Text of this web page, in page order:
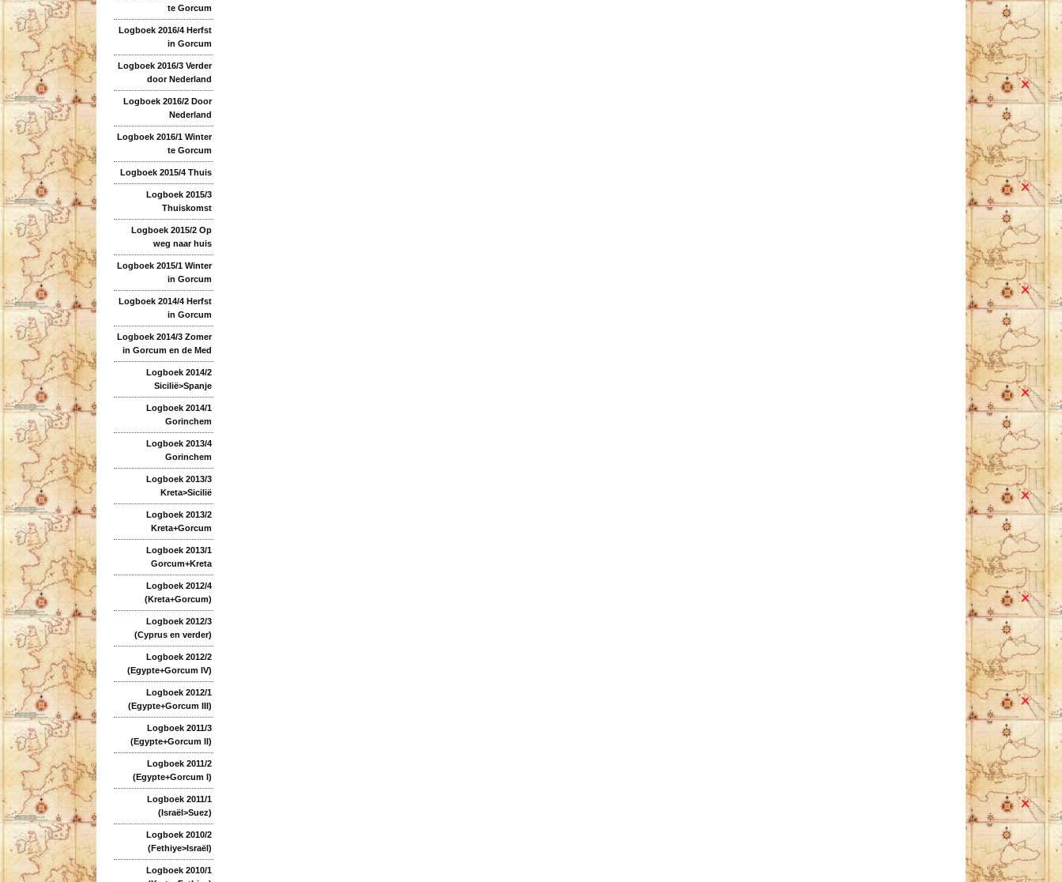
te Gorcum
Logboek 2016/4 Herfst
in Gorcum
Logboek 2016/3 Verder
door Nederland
Logboek 2016/2 Door
Nederland
Logboek 2016/1 Winter
te Gorcum
Logboek 2015/4 Thuis
Logboek 2015/3
Thuiskomst
Logboek 2015/2 Op
weg naar huis
Logboek 2015/1 Winter
in Gorcum
Logboek 2014/4 Herfst
in Gorcum
Logboek 2014/3 Zomer
in Gorcum en de Med
Logboek 2014/2
Sicilië>Spanje
Logboek 2014/1
Gorinchem
Logboek 2013/4
Gorinchem
Logboek 2013/3
Kreta>Sicilië
Logboek 2013/2
Kreta+Gorcum
Logboek 2013/1
Gorcum+Kreta
Logboek 2012/4
(Kreta+Gorcum)
Logboek 2012/3
(Cyprus en verder)
Logboek 2012/2
(Egypte+Gorcum IV)
Logboek 2012/1
(Egypte+Gorcum III)
Logboek 2011/3
(Egypte+Gorcum II)
Logboek 2011/2
(Egypte+Gorcum I)
Logboek 2011/1
(Israël>Suez)
Logboek 2010/2
(Fethiye>Israël)
Logboek 2010/1